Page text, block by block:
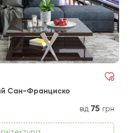
Сан-Франциско
від 75 грн